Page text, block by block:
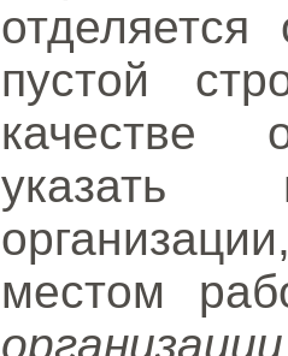
пустой
качестве
указать
местом